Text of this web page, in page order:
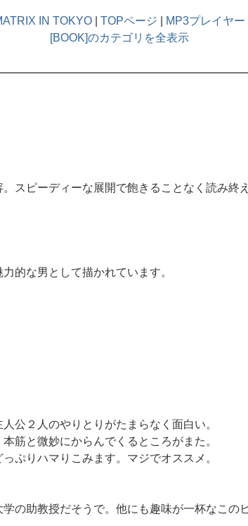
IN TOKYO TOPページ
MP3プレイヤー
[BOOK]のカテゴリを全表示
スピーディーな展開で飽きることなく読み終え
的な男として描かれています。
公２人のやりとりがたまらなく面白い。
筋と微妙にからんでくるところがまた。
ぷりハマりこみます。マジでオススメ。
の助教授だそうで。他にも趣味が一杯なこのヒ